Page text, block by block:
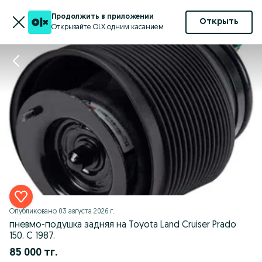
Продолжить в приложении
Открывайте OLX одним касанием
Открыть
Опубликовано 03 августа 2026 г.
пневмо-подушка задняя на Toyota Land Cruiser Prado
150. С 1987.
85 000 тг.